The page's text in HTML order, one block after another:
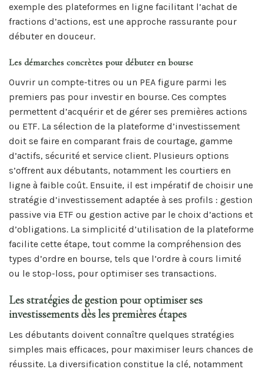
exemple des plateformes en ligne facilitant l’achat de
fractions d’actions, est une approche rassurante pour
débuter en douceur.
Les démarches concrètes pour débuter en bourse
Ouvrir un compte-titres ou un PEA figure parmi les
premiers pas pour investir en bourse. Ces comptes
permettent d’acquérir et de gérer ses premières actions
ou ETF. La sélection de la plateforme d’investissement
doit se faire en comparant frais de courtage, gamme
d’actifs, sécurité et service client. Plusieurs options
s’offrent aux débutants, notamment les courtiers en
ligne à faible coût. Ensuite, il est impératif de choisir une
stratégie d’investissement adaptée à ses profils : gestion
passive via ETF ou gestion active par le choix d’actions et
d’obligations. La simplicité d’utilisation de la plateforme
facilite cette étape, tout comme la compréhension des
types d’ordre en bourse, tels que l’ordre à cours limité
ou le stop-loss, pour optimiser ses transactions.
Les stratégies de gestion pour optimiser ses
investissements dès les premières étapes
Les débutants doivent connaître quelques stratégies
simples mais efficaces, pour maximiser leurs chances de
réussite. La diversification constitue la clé, notamment